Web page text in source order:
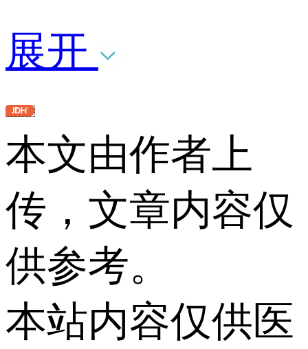
展开
本文由作者上
传，文章内容仅
供参考。
本站内容仅供医